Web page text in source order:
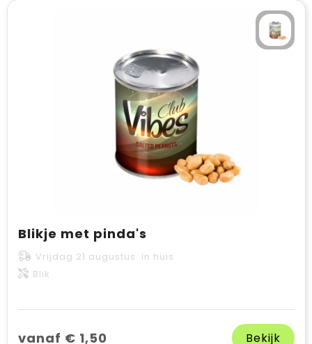
Blikje met pinda's
Vrijdag 21 augustus in huis
Blik
vanaf € 1,50 Bekijk